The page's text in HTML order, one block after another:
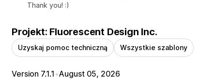
Thank you! :)
Projekt: Fluorescent Design Inc.
Uzyskaj pomoc techniczną Wszystkie szablony
Version 7.1.1 •August 05, 2026